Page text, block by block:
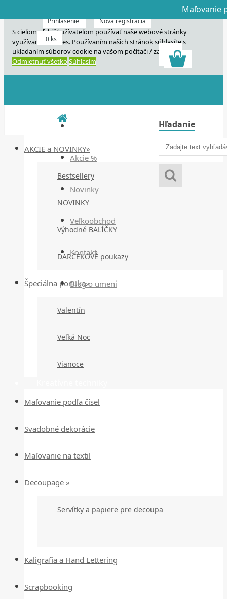
S cieľom uľahčiť užívateľom používať naše webové stránky
využívame cookies. Používaním našich stránok súhlasíte s
ukladaním súborov cookie na vašom počítači / zariadení.
Odmietnuť všetko Súhlasím
Akcie %
Novinky
Veľkoobchod
Kontakt
Blog o umení
Hľadanie
Prihlásenie Nová registrácia
0 ks
AKCIE a NOVINKY»
Bestsellery
NOVINKY
Výhodné BALÍČKY
DARČEKOVÉ poukazy
Špeciálna ponuka»
Valentín
Veľká Noc
Vianoce
Maľovanie podľa čísel
Svadobné dekorácie
Maľovanie na textil
Decoupage »
Servítky a papiere pre decoupa
Kaligrafia a Hand Lettering
Scrapbooking
Dnes
Dnes veľký
Maľovanie